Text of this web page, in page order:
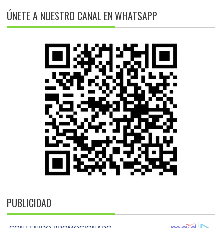
ÚNETE A NUESTRO CANAL EN WHATSAPP
PUBLICIDAD